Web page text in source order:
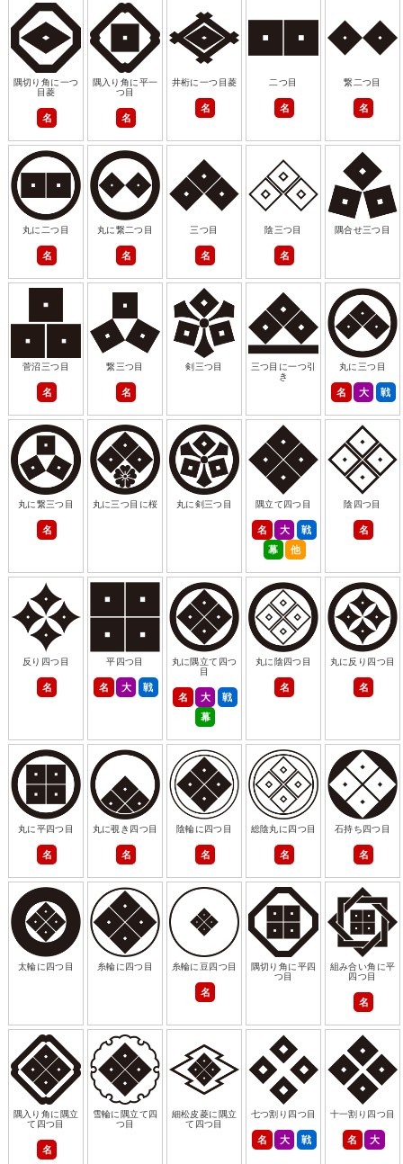
隅切り角に一つ
目菱
名
隅入り角に平一
つ目
名
井桁に一つ目菱
名
二つ目
名
繋二つ目
名
丸に二つ目
名
丸に繋二つ目
名
三つ目
名
陰三つ目
名
隅合せ三つ目
菅沼三つ目
名
繋三つ目
名
剣三つ目
三つ目に一つ引
き
丸に三つ目
名 大 戦
丸に繋三つ目
名
丸に三つ目に桜 丸に剣三つ目 隅立て四つ目
名 大
戦
幕
他
陰四つ目
名
反り四つ目
名
平四つ目
名 大 戦
丸に隅立て四つ
目
名 大
戦
幕
丸に陰四つ目
名
丸に反り四つ目
名
丸に平四つ目
名
丸に覗き四つ目
名
陰輪に四つ目
名
総陰丸に四つ目
名
石持ち四つ目
名
太輪に四つ目 糸輪に四つ目 糸輪に豆四つ目
名
隅切り角に平四
つ目
組み合い角に平
四つ目
名
隅入り角に隅立
て四つ目
名
雪輪に隅立て四
つ目
細松皮菱に隅立
て四つ目
七つ割り四つ目
名 大 戦
十一割り四つ目
名 大